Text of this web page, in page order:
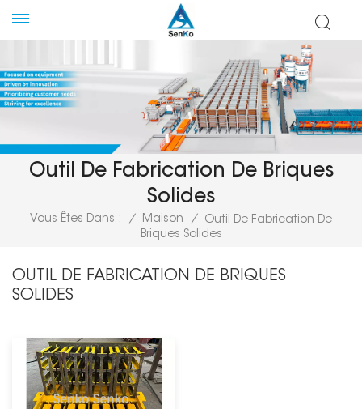
Outil De Fabrication De Briques
Solides
Vous Êtes Dans : / Maison /
Outil De Fabrication De
Briques Solides
OUTIL DE FABRICATION DE BRIQUES
SOLIDES